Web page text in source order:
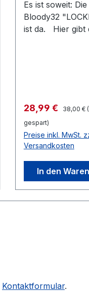
Es ist soweit:
Bloody32
ist da. Hier gibt
Weißblech-Box -
exklusives
gegenüber der EP
Doppel-CD Eco-
CD1: Lockdown -
Bonustracks -
Jutebeutel/
hochwertiger
mit langen
Poster Variante
Verkaufspreis:
28,99 € 38,00 €
gespart)
Preise inkl. MwSt.
Versandkosten
In den
Kontaktformular.